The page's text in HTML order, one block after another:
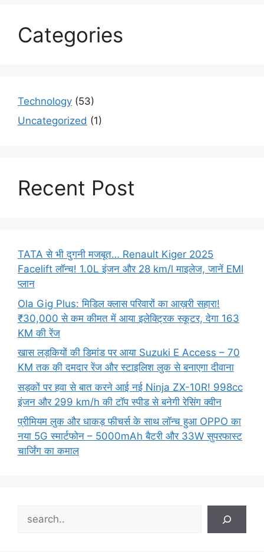
Categories
Technology (53)
Uncategorized (1)
Recent Post
TATA से भी दुगनी मजबूत… Renault Kiger 2025
Facelift लॉन्च! 1.0L इंजन और 28 km/l माइलेज, जानें EMI
प्लान
Ola Gig Plus: मिडिल क्लास परिवारों का आख़री सहारा!
₹30,000 से कम कीमत में आया इलेक्ट्रिक स्कूटर, देगा 163
KM की रेंज
खास लड़कियों की डिमांड पर आया Suzuki E Access – 70
KM तक की दमदार रेंज और स्टाइलिश लुक से बनाएगा दीवाना
सड़कों पर हवा से बात करने आई नई Ninja ZX-10R! 998cc
इंजन और 299 km/h की टॉप स्पीड से बनेगी रेसिंग क्वीन
प्रीमियम लुक और धाकड़ फीचर्स के साथ लॉन्च हुआ OPPO का
नया 5G स्मार्टफोन – 5000mAh बैटरी और 33W सुपरफास्ट
चार्जिंग का कमाल